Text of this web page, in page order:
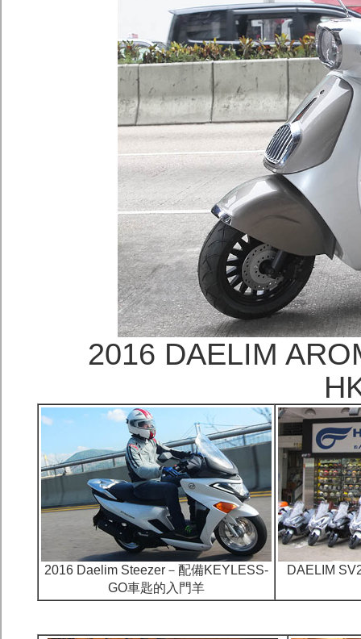
2016 DAELIM
2016 Daelim Steezer－配備KEYLESS-
GO車匙的入門羊
DAELIM